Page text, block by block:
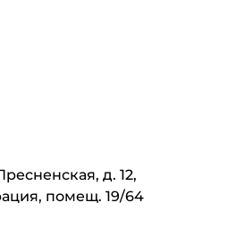
д. 12,
помещ. 19/64